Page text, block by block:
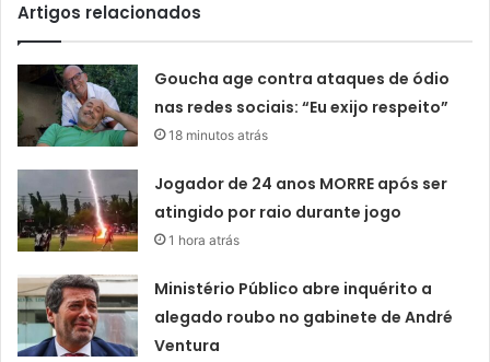
Artigos relacionados
Goucha age contra ataques de ódio
nas redes sociais: “Eu exijo respeito”
18 minutos atrás
Jogador de 24 anos MORRE após ser
atingido por raio durante jogo
1 hora atrás
Ministério Público abre inquérito a
alegado roubo no gabinete de André
Ventura